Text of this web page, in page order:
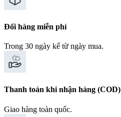
Đổi hàng miễn phí
Trong 30 ngày kể từ ngày mua.
Thanh toán khi nhận hàng (COD)
Giao hàng toàn quốc.